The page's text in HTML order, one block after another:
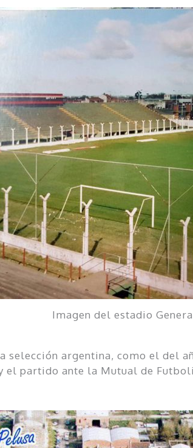
Imagen del estadio
argentina, como el del
el partido ante la Mutual de